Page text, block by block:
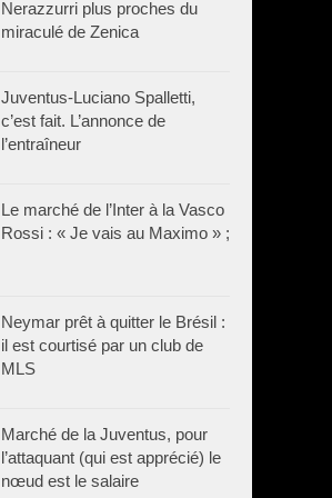
Nerazzurri plus proches du
miraculé de Zenica
Juventus-Luciano Spalletti,
c’est fait. L’annonce de
l’entraîneur
Le marché de l’Inter à la Vasco
Rossi : « Je vais au Maximo » ;
Neymar prêt à quitter le Brésil :
il est courtisé par un club de
MLS
Marché de la Juventus, pour
l’attaquant (qui est apprécié) le
nœud est le salaire